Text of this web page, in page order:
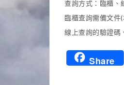
查詢方式：臨櫃、
臨櫃查詢需備文件
線上查詢的驗證碼
Share